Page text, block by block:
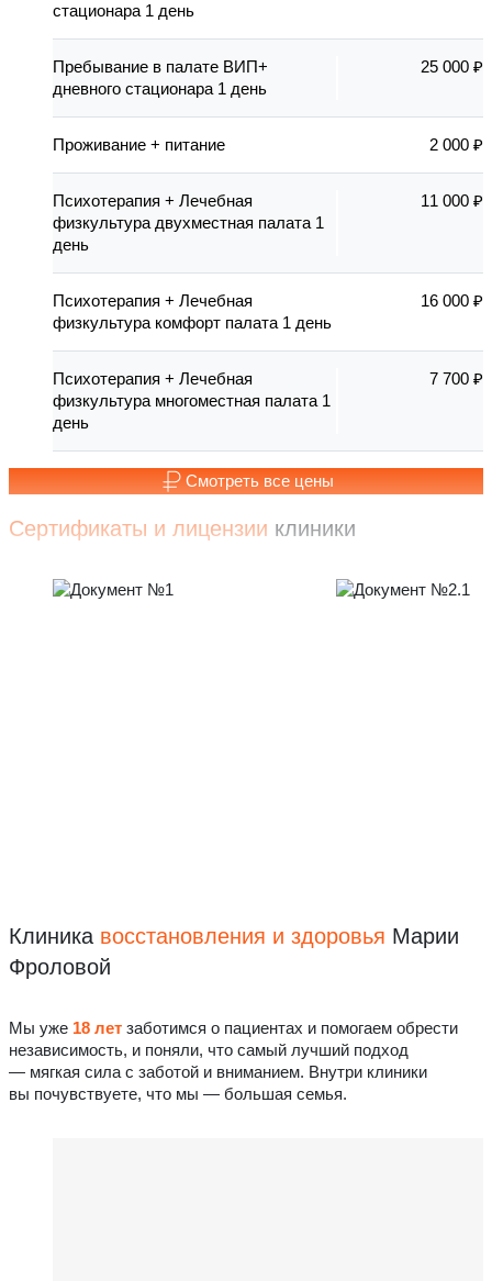
стационара 1 день
Пребывание в палате ВИП+
дневного стационара 1 день
25 000 ₽
Проживание + питание 2 000 ₽
Психотерапия + Лечебная
физкультура двухместная палата 1
день
11 000 ₽
Психотерапия + Лечебная
физкультура комфорт палата 1 день
16 000 ₽
Психотерапия + Лечебная
физкультура многоместная палата 1
день
7 700 ₽
Смотреть все цены
Сертификаты и лицензии клиники
Клиника восстановления и здоровья Марии
Фроловой
Мы уже 18 лет заботимся о пациентах и помогаем обрести
независимость, и поняли, что самый лучший подход
— мягкая сила с заботой и вниманием. Внутри клиники
вы почувствуете, что мы — большая семья.